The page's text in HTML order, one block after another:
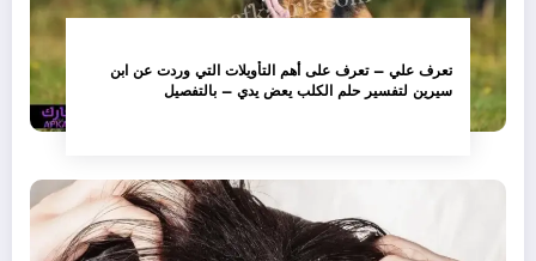
تعرف علي – تعرف على أهم التأويلات التي وردت عن ابن
سيرين لتفسير حلم الكلب يعض يدي – بالتفصيل